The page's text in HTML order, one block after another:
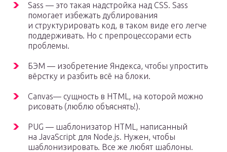
Sass — это такая надстройка над CSS. Sass
помогает избежать дублирования
и структурировать код, в таком виде его легче
поддерживать. Но с препроцессорами есть
проблемы.
БЭМ — изобретение Яндекса, чтобы упростить
вёрстку и разбить всё на блоки.
Canvas— сущность в HTML, на которой можно
рисовать (люблю объяснять!).
PUG — шаблонизатор HTML, написанный
на JavaScript для Node.js. Нужен, чтобы
шаблонизировать. Все же любят шаблоны.